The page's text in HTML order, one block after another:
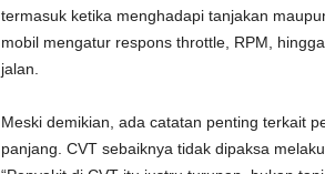
termasuk ketika menghadapi tanjakan
mobil mengatur respons throttle, RPM,
jalan.
Meski demikian, ada catatan penting terkait
panjang. CVT sebaiknya tidak dipaksa